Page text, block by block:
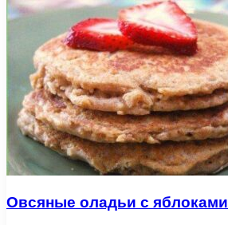
Овсяные оладьи с яблоками